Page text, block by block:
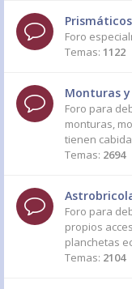
Prismáticos
Foro
Temas: 1122
Monturas
Foro para
monturas,
tienen
Temas: 2694
Foro para
propios
planchetas
Temas: 2104